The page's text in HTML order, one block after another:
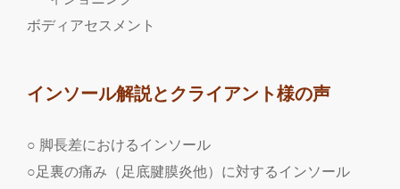
ボディアセスメント
インソール解説とクライアント様の声
○ 脚長差におけるインソール
○足裏の痛み（足底腱膜炎他）に対するインソール